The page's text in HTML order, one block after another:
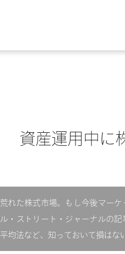
資産運用中に
荒れた株式市場。もし今後マー
ル・ストリート・ジャーナルの
平均法など、知っておいて損はな